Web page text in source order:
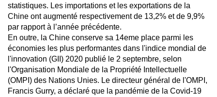
statistiques. Les importations et les exportations de la
Chine ont augmenté respectivement de 13,2% et de 9,9%
par rapport à l’année précédente.
En outre, la Chine conserve sa 14eme place parmi les
économies les plus performantes dans l'indice mondial de
l'innovation (GII) 2020 publié le 2 septembre, selon
l'Organisation Mondiale de la Propriété Intellectuelle
(OMPI) des Nations Unies. Le directeur général de l'OMPI,
Francis Gurry, a déclaré que la pandémie de la Covid-19